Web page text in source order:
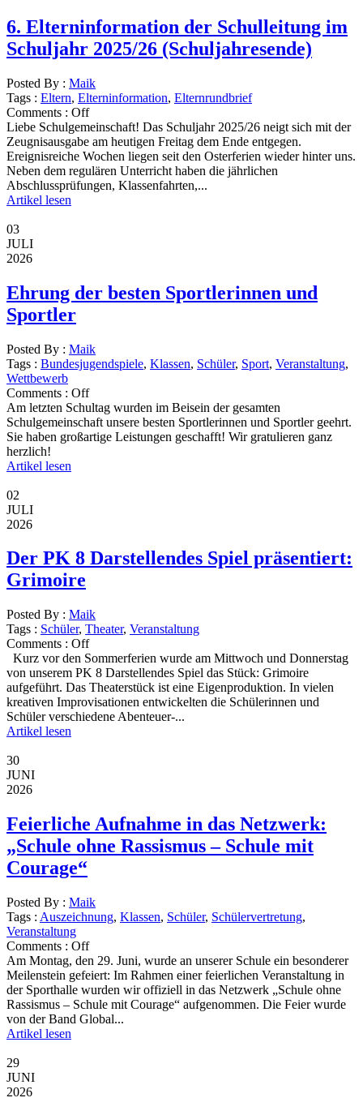
6. Elterninformation der Schulleitung im
Schuljahr 2025/26 (Schuljahresende)
Posted By : Maik
Tags : Eltern, Elterninformation, Elternrundbrief
Comments : Off
Liebe Schulgemeinschaft! Das Schuljahr 2025/26 neigt sich mit der
Zeugnisausgabe am heutigen Freitag dem Ende entgegen.
Ereignisreiche Wochen liegen seit den Osterferien wieder hinter uns.
Neben dem regulären Unterricht haben die jährlichen
Abschlussprüfungen, Klassenfahrten,...
Artikel lesen
03
JULI
2026
Ehrung der besten Sportlerinnen und
Sportler
Posted By : Maik
Tags : Bundesjugendspiele, Klassen, Schüler, Sport, Veranstaltung,
Wettbewerb
Comments : Off
Am letzten Schultag wurden im Beisein der gesamten
Schulgemeinschaft unsere besten Sportlerinnen und Sportler geehrt.
Sie haben großartige Leistungen geschafft! Wir gratulieren ganz
herzlich!
Artikel lesen
02
JULI
2026
Der PK 8 Darstellendes Spiel präsentiert:
Grimoire
Posted By : Maik
Tags : Schüler, Theater, Veranstaltung
Comments : Off
Kurz vor den Sommerferien wurde am Mittwoch und Donnerstag
von unserem PK 8 Darstellendes Spiel das Stück: Grimoire
aufgeführt. Das Theaterstück ist eine Eigenproduktion. In vielen
kreativen Improvisationen entwickelten die Schülerinnen und
Schüler verschiedene Abenteuer-...
Artikel lesen
30
JUNI
2026
Feierliche Aufnahme in das Netzwerk:
„Schule ohne Rassismus – Schule mit
Courage“
Posted By : Maik
Tags : Auszeichnung, Klassen, Schüler, Schülervertretung,
Veranstaltung
Comments : Off
Am Montag, den 29. Juni, wurde an unserer Schule ein besonderer
Meilenstein gefeiert: Im Rahmen einer feierlichen Veranstaltung in
der Sporthalle wurden wir offiziell in das Netzwerk „Schule ohne
Rassismus – Schule mit Courage“ aufgenommen. Die Feier wurde
von der Band Global...
Artikel lesen
29
JUNI
2026